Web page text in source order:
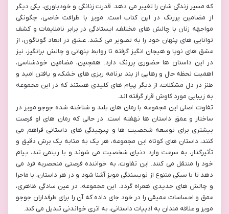
که مسیر زندگی شان را تغییر می دهد. قدرت زنانگی و خودباوری، یکی دیگر
از مضامین پررنگ در این کتاب است. مویز با ظرافت خاصی، چگونگی
مواجهه زنان با چالش های مختلف، ایستادگی در برابر ناملایمات و کشف
توانایی های پنهان خود را به تصویر می کشد. عشق در ابعاد گوناگون، از
عشق های نوپا و هیجان انگیز گرفته تا روابط پنهانی و چالش برانگیز، نیز
در این داستان ها حضوری پررنگ دارد. همچنین، مضامین خودشناسی،
اهمیت لحظه حال و رهایی از بند برنامه ریزی های خشک، و یافتن امید و
طنز در دل مشکلات، از دیگر پیام های کلیدی هستند که در این مجموعه
به زیبایی مورد کاوش قرار گرفته اند.
تفاوت اصلی این مجموعه با رمان های بلند و شناخته شده جوجو مویز در
ساختار و عمق داستان ها نهفته است. در حالی که رمان های او فرصت
بیشتری برای توسعه شخصیت ها و پیچیدگی های داستانی فراهم می
کنند، داستان های کوتاه این مجموعه، هر یک به مثابه یک برش دقیق و
تأثیرگذار، به سرعت وارد دنیای شخصیت می شوند و با ریتمی تند، پیام
خود را منتقل می کنند. این تفاوت، به خواننده فرصتی منحصربه فرد می
دهد تا با سبکی متنوع از نویسندگی مویز آشنا شود و در هر داستان، با ماجرا
و چالش های جدیدی همراه گردد. این مجموعه، در عین سادگی ظاهری،
عمق و احساسات عمیقی را در خود جای داده که آن را برای طرفداران جوجو
مویز و علاقه مندان به ادبیات داستانی، به اثری خواندنی تبدیل می کند.